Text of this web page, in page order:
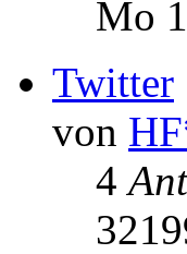
Mo
Twitter
von
4